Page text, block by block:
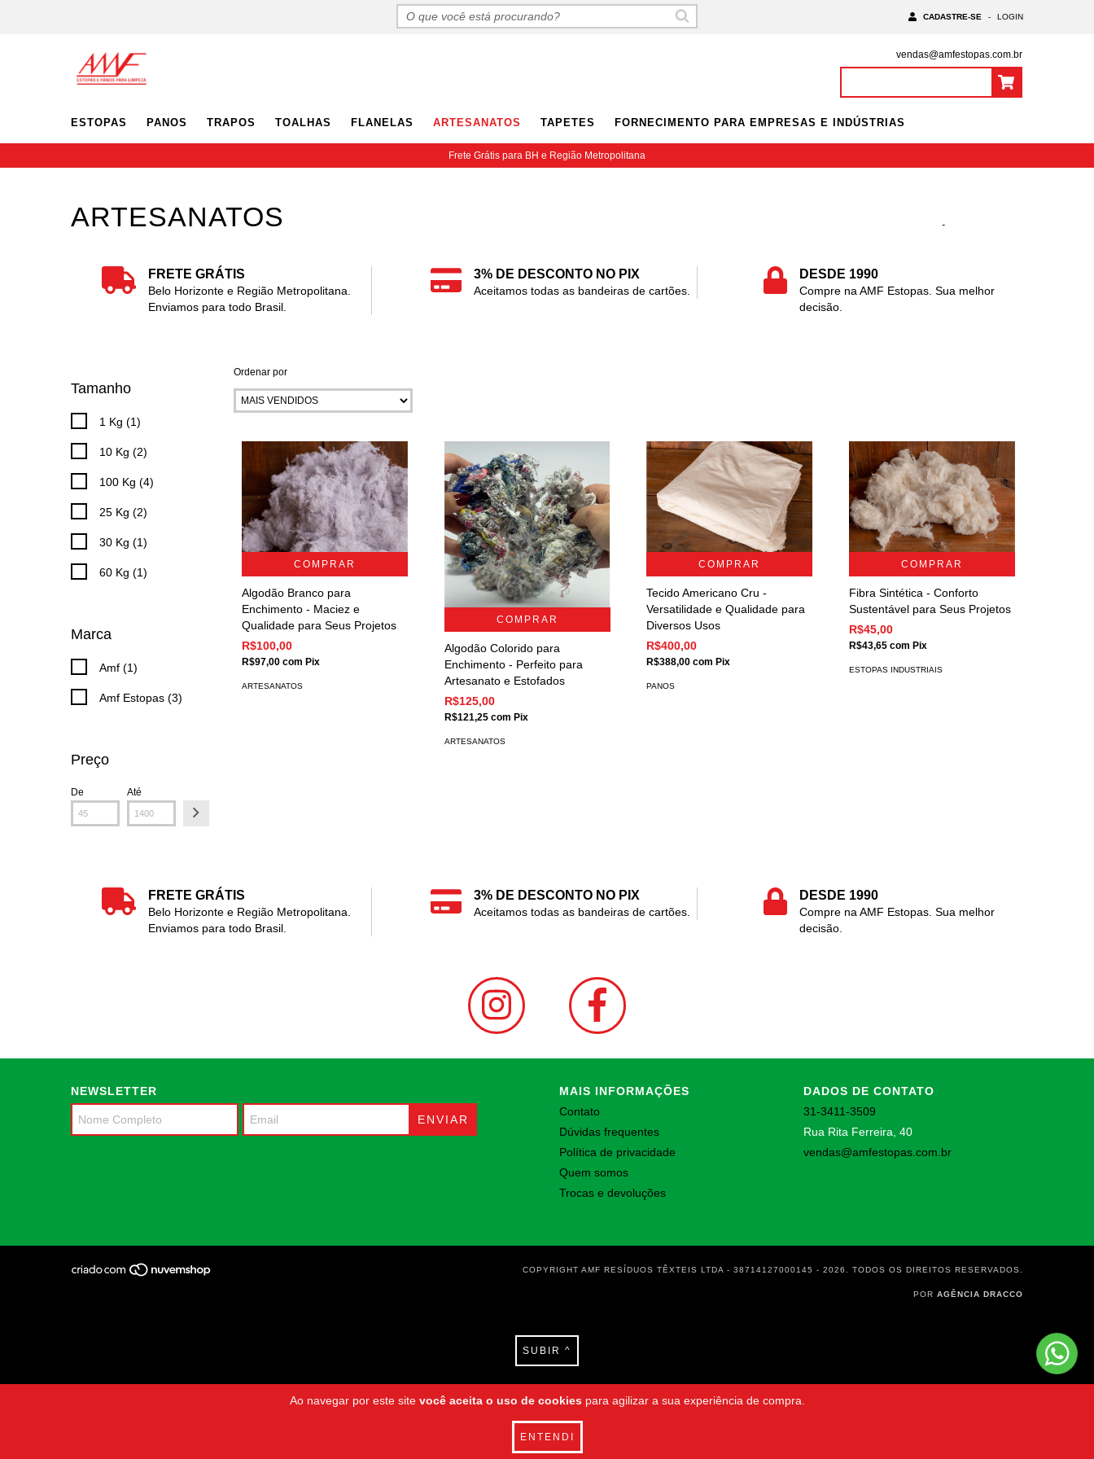
CADASTRE-SE - LOGIN
Ao navegar por este site você aceita o uso de cookies para agilizar a sua experiência de compra.
ENTENDI
vendas@amfestopas.com.br
ESTOPAS PANOS TRAPOS TOALHAS FLANELAS ARTESANATOS TAPETES FORNECIMENTO PARA EMPRESAS E INDÚSTRIAS
Frete Grátis para BH e Região Metropolitana
ARTESANATOS -
FRETE GRÁTIS
Belo Horizonte e Região Metropolitana.
Enviamos para todo Brasil.
3% DE DESCONTO NO PIX
Aceitamos todas as bandeiras de cartões.
DESDE 1990
Compre na AMF Estopas. Sua melhor
decisão.
Tamanho
1 Kg (1)
10 Kg (2)
100 Kg (4)
25 Kg (2)
30 Kg (1)
60 Kg (1)
Marca
Amf (1)
Amf Estopas (3)
Preço
De Até
Ordenar por
COMPRAR
Algodão Branco para
Enchimento - Maciez e
Qualidade para Seus Projetos
R$100,00
R$97,00 com Pix
ARTESANATOS
COMPRAR
Algodão Colorido para
Enchimento - Perfeito para
Artesanato e Estofados
R$125,00
R$121,25 com Pix
ARTESANATOS
COMPRAR
Tecido Americano Cru -
Versatilidade e Qualidade para
Diversos Usos
R$400,00
R$388,00com Pix
PANOS
COMPRAR
Fibra Sintética - Conforto
Sustentável para Seus Projetos
R$45,00
R$43,65com Pix
ESTOPAS INDUSTRIAIS
FRETE GRÁTIS
Belo Horizonte e Região Metropolitana.
Enviamos para todo Brasil.
3% DE DESCONTO NO PIX
Aceitamos todas as bandeiras de cartões.
DESDE 1990
Compre na AMF Estopas. Sua melhor
decisão.
NEWSLETTER
MAIS INFORMAÇÕES
Contato
Dúvidas frequentes
Política de privacidade
Quem somos
Trocas e devoluções
DADOS DE CONTATO
31-3411-3509
Rua Rita Ferreira, 40
vendas@amfestopas.com.br
COPYRIGHT AMF RESÍDUOS TÊXTEIS LTDA - 38714127000145 - 2026. TODOS OS DIREITOS RESERVADOS.
POR AGÊNCIA DRACCO
SUBIR ^